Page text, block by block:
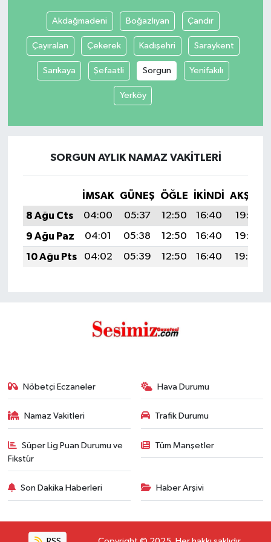
Akdağmadeni Boğazlıyan Çandır
Çayıralan Çekerek Kadışehri Saraykent
Sarıkaya Şefaatli Sorgun Yenifakılı
Yerköy
SORGUN AYLIK NAMAZ VAKITLERI
İMSAK GÜNEŞ ÖĞLE İKINDI
AKŞAM
8 Ağu Cts
04:00 05:37 12:50 16:40
19:53
9 Ağu Paz
04:01 05:38 12:50 16:40
19:52
10 Ağu Pts
04:02 05:39 12:50 16:40 19:50
Nöbetçi Eczaneler Hava Durumu
Namaz Vakitleri Trafik Durumu
Süper Lig Puan Durumu ve
Fikstür
Tüm Manşetler
Son Dakika Haberleri Haber Arşivi